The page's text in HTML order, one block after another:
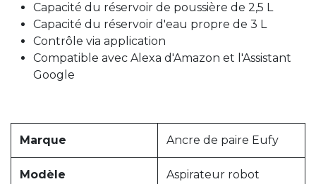
Capacité du réservoir de poussière de 2,5 L
Capacité du réservoir d'eau propre de 3 L
Contrôle via application
Compatible avec Alexa d'Amazon et l'Assistant
Google
Marque Ancre de paire Eufy
Modèle
Aspirateur robot